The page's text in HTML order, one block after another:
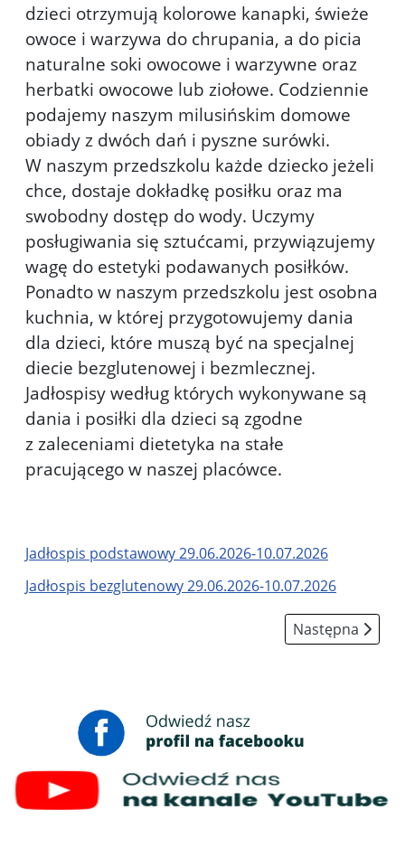
dzieci otrzymują kolorowe kanapki, świeże
owoce i warzywa do chrupania, a do picia
naturalne soki owocowe i warzywne oraz
herbatki owocowe lub ziołowe. Codziennie
podajemy naszym milusińskim domowe
obiady z dwóch dań i pyszne surówki.
W naszym przedszkolu każde dziecko jeżeli
chce, dostaje dokładkę posiłku oraz ma
swobodny dostęp do wody. Uczymy
posługiwania się sztućcami, przywiązujemy
wagę do estetyki podawanych posiłków.
Ponadto w naszym przedszkolu jest osobna
kuchnia, w której przygotowujemy dania
dla dzieci, które muszą być na specjalnej
diecie bezglutenowej i bezmlecznej.
Jadłospisy według których wykonywane są
dania i posiłki dla dzieci są zgodne
z zaleceniami dietetyka na stałe
pracującego w naszej placówce.
Jadłospis podstawowy 29.06.2026-10.07.2026
Jadłospis bezglutenowy 29.06.2026-10.07.2026
Następna
Następna